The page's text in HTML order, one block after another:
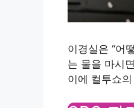
이경실은 “어
는 물을 마시
이에 컬투쇼